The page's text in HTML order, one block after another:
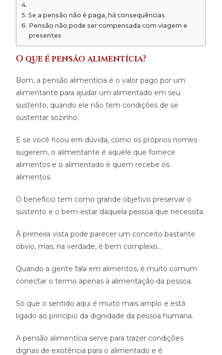
Se a pensão não é paga, há consequências
Pensão não pode ser compensada com viagem e
presentes
O que é pensão alimentícia?
Bom, a pensão alimentícia é o valor pago por um
alimentante para ajudar um alimentado em seu
sustento, quando ele não tem condições de se
sustentar sozinho.
E se você ficou em dúvida, como os próprios nomes
sugerem, o alimentante é aquele que fornece
alimentos e o alimentado é quem recebe os
alimentos.
O benefício tem como grande objetivo preservar o
sustento e o bem-estar daquela pessoa que necessita.
À primeira vista pode parecer um conceito bastante
óbvio, mas, na verdade, é bem complexo…
Quando a gente fala em alimentos, é muito comum
conectar o termo apenas à alimentação da pessoa.
Só que o sentido aqui é muito mais amplo e está
ligado ao princípio da dignidade da pessoa humana.
A pensão alimentícia serve para trazer condições
dignas de existência para o alimentado e é